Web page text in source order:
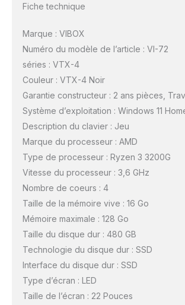
Fiche technique
Marque : VIBOX
Numéro du modèle de l’article : VI-72
séries : VTX-4
Couleur : VTX-4 Noir
Garantie constructeur : 2 ans pièces,
Système d’exploitation : Windows 11
Description du clavier : Jeu
Marque du processeur : AMD
Type de processeur : Ryzen 3 3200G
Vitesse du processeur : 3,6 GHz
Nombre de coeurs : 4
Taille de la mémoire vive : 16 Go
Mémoire maximale : 128 Go
Taille du disque dur : 480 GB
Technologie du disque dur : SSD
Interface du disque dur : SSD
Type d’écran : LED
Taille de l’écran : 22 Pouces